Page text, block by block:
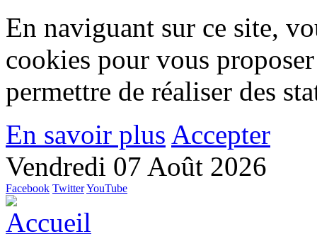
En naviguant sur ce site,
cookies pour vous
permettre de réaliser des
En savoir plus Accepter
Vendredi 07 Août 2026
Facebook TwitterYouTube